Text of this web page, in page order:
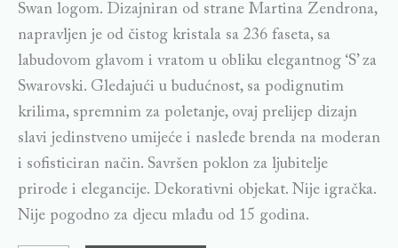
Swan logom. Dizajniran od strane Martina Zendrona,
napravljen je od čistog kristala sa 236 faseta, sa
labudovom glavom i vratom u obliku elegantnog ‘S’ za
Swarovski. Gledajući u budućnost, sa podignutim
krilima, spremnim za poletanje, ovaj prelijep dizajn
slavi jedinstveno umijeće i nasleđe brenda na moderan
i sofisticiran način. Savršen poklon za ljubitelje
prirode i elegancije. Dekorativni objekat. Nije igračka.
Nije pogodno za djecu mlađu od 15 godina.